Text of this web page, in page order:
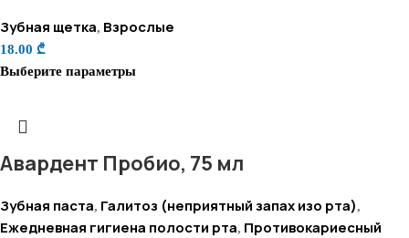
Зубная щетка, Взрослые
18.00 ₾
Выберите параметры
Авардент Пробио, 75 мл
Зубная паста, Галитоз (неприятный запах изо рта),
Ежедневная гигиена полости рта, Противокариесный